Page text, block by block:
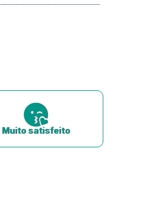
Muito satisfeito